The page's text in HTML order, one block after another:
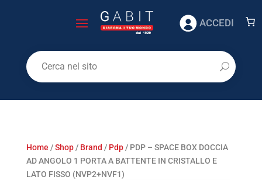
ACCEDI
Home /Shop/ Brand / Pdp/ PDP – SPACE BOX DOCCIA
AD ANGOLO 1 PORTA A BATTENTE IN CRISTALLO E
LATO FISSO (NVP2+NVF1)